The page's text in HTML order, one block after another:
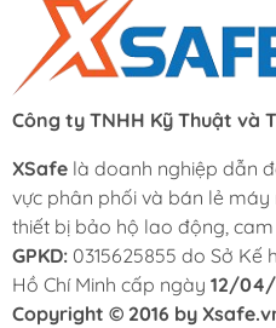
Công ty TNHH Kỹ Thuật và
XSafe là doanh nghiệp dẫn
vực phân phối và bán lẻ
thiết bị bảo hộ lao động, cam
GPKD: 0315625855 do Sở
Hồ Chí Minh cấp ngày 12/04/
Copyright © 2016 by